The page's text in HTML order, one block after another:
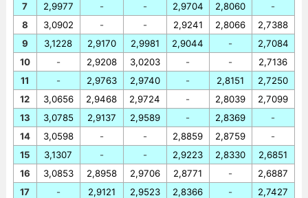
7
8
9
10
11
12
13
14
15
16
17
2,9977
3,0902
3,1228
-
-
3,0656
3,0785
3,0598
3,1307
3,0853
-
-
-
2,9170
2,9208
2,9763
2,9468
2,9137
-
-
2,8958
2,9121
-
-
2,9981
3,0203
2,9740
2,9724
2,9589
-
-
2,9706
2,9523
2,9704
2,9241
2,9044
-
-
-
-
2,8859
2,9223
2,8771
2,8366
2,8060
2,8066
-
-
2,8151
2,8039
2,8369
2,8759
2,8330
-
-
-
2,7388
2,7084
2,7136
2,7250
2,7099
-
-
2,6851
2,6887
2,7427